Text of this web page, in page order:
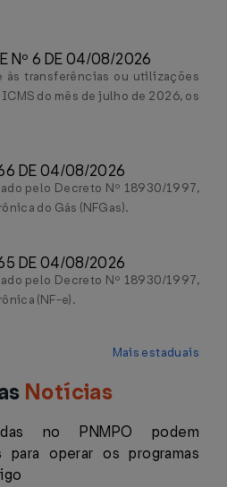
Nº 6 DE 04/08/2026
às transferências ou utilizações
do mês de julho de 2026, os
DE 04/08/2026
pelo Decreto Nº 18930/1997,
do Gás (NFGas).
DE 04/08/2026
pelo Decreto Nº 18930/1997,
(NF-e).
Mais estaduais
Notícias
no PNMPO podem
operar os programas